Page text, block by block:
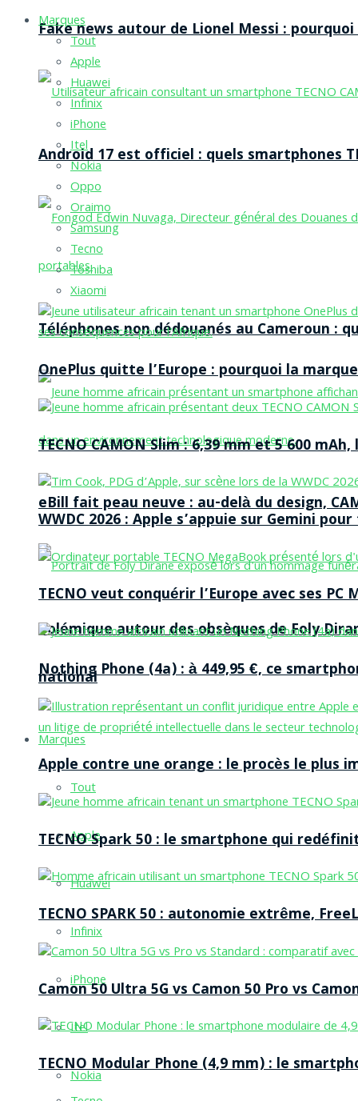
Fake news autour de Lionel Messi :
Android 17 est officiel : quels smartphones
Téléphones non dédouanés au Cameroun :
eBill fait peau neuve : au-delà du design,
Polémique autour des obsèques de Foly
national
Marques
Tout
Apple
Huawei
Infinix
iPhone
Itel
Nokia
Marques
Tout
Apple
Huawei
Infinix
iPhone
Itel
Nokia
Oppo
Oraimo
Samsung
Tecno
Toshiba
Xiaomi
OnePlus quitte l’Europe : pourquoi la
TECNO CAMON Slim : 6,39 mm et 5 600
WWDC 2026 : Apple s’appuie sur Gemini
TECNO veut conquérir l’Europe avec ses
Nothing Phone (4a) : à 449,95 €, ce
Apple contre une orange : le procès le plus
TECNO Spark 50 : le smartphone qui
TECNO SPARK 50 : autonomie extrême,
Camon 50 Ultra 5G vs Camon 50 Pro vs
TECNO Modular Phone (4,9 mm) : le